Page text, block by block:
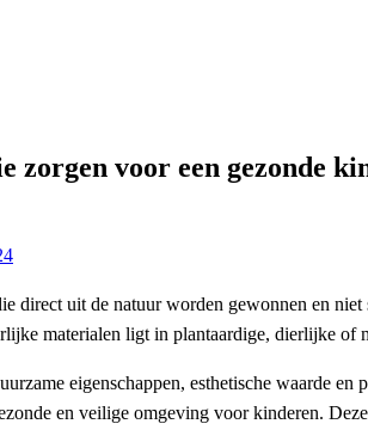
zorgen voor een gezonde
direct uit de natuur worden gewonnen en
materialen ligt in plantaardige, dierlijke of
eigenschappen, esthetische waarde
en veilige omgeving voor kinderen.